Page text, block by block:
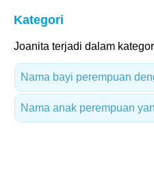
Kategori
Joanita terjadi dalam
Nama bayi perempuan
Nama anak perempuan